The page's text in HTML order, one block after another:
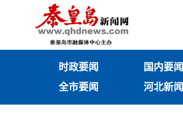
时政要闻 国内要闻
全市要闻
河北新闻